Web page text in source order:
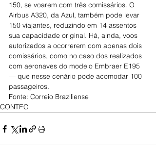
150, se voarem com três comissários. O
Airbus A320, da Azul, também pode levar
150 viajantes, reduzindo em 14 assentos
sua capacidade original. Há, ainda, voos
autorizados a ocorrerem com apenas dois
comissários, como no caso dos realizados
com aeronaves do modelo Embraer E195
— que nesse cenário pode acomodar 100
passageiros.
Fonte: Correio Braziliense
CONTEC